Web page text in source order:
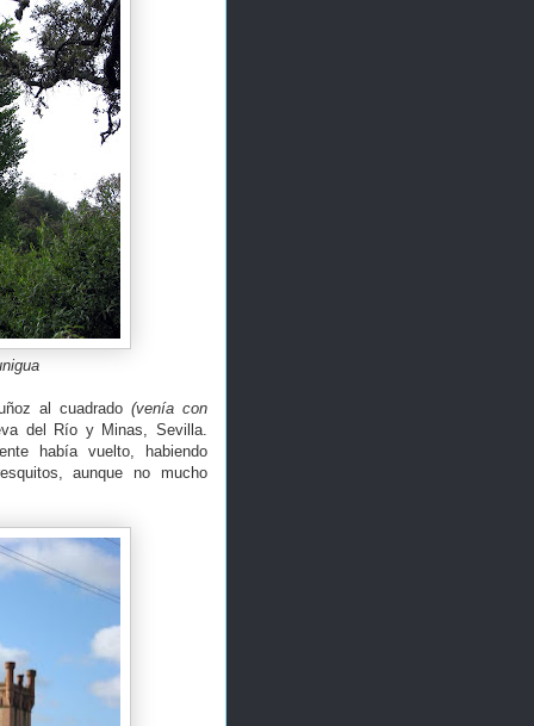
al cuadrado(venía con
del Río y Minas, Sevilla.
había vuelto, habiendo
aunque no mucho